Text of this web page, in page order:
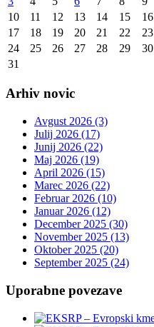
10
11 12 13 14 15
16
17
18 19 20 21 22
23
24
25 26 27 28 29
30
31
Arhiv novic
Avgust 2026 (3)
Julij 2026 (17)
Junij 2026 (22)
Maj 2026 (19)
April 2026 (15)
Marec 2026 (22)
Februar 2026 (10)
Januar 2026 (12)
December 2025 (30)
November 2025 (13)
Oktober 2025 (20)
September 2025 (24)
Uporabne povezave